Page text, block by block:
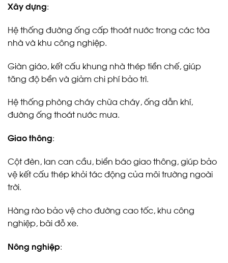
Xây dựng:
Hệ thống đường ống cấp thoát nước trong các tòa
nhà và khu công nghiệp.
Giàn giáo, kết cấu khung nhà thép tiền chế, giúp
tăng độ bền và giảm chi phí bảo trì.
Hệ thống phòng cháy chữa cháy, ống dẫn khí,
đường ống thoát nước mưa.
Giao thông:
Cột đèn, lan can cầu, biển báo giao thông, giúp bảo
vệ kết cấu thép khỏi tác động của môi trường ngoài
trời.
Hàng rào bảo vệ cho đường cao tốc, khu công
nghiệp, bãi đỗ xe.
Nông nghiệp: